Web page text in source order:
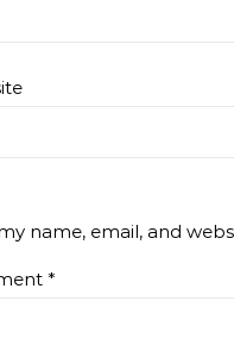
name, email, and
*